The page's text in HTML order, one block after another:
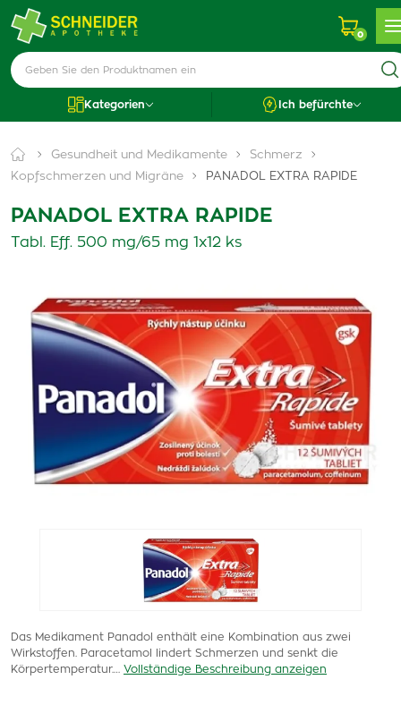
0
Kategorien Ich befürchte
Gesundheit und Medikamente
Schmerz
Kopfschmerzen und Migräne
PANADOL EXTRA RAPIDE
PANADOL EXTRA RAPIDE
Tabl. Eff. 500 mg/65 mg 1x12 ks
Das Medikament Panadol enthält eine Kombination aus zwei
Wirkstoffen. Paracetamol lindert Schmerzen und senkt die
Körpertemperatur.…
Vollständige Beschreibung anzeigen